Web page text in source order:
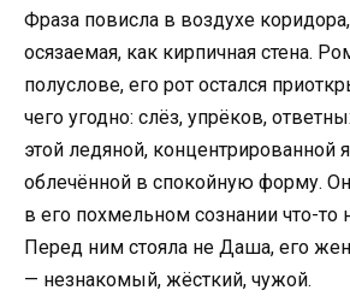
Фраза повисла в воздухе
осязаемая, как кирпичная стена.
полуслове, его рот остался
чего угодно: слёз, упрёков,
этой ледяной, концентрированной
облечённой в спокойную форму.
в его похмельном сознании что-то
Перед ним стояла не Даша, его
— незнакомый, жёсткий, чужой.